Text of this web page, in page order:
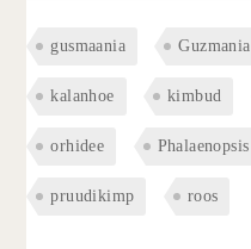
gusmaania Guzmania
kalanhoe kimbud
orhidee Phalaenopsis
pruudikimp roos